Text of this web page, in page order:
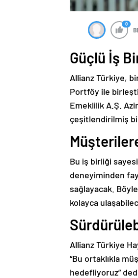
0
Güçlü İş
Allianz Türkiye,
Portföy ile
Emeklilik A.Ş.
çeşitlendirilmiş
Bu iş birliği
deneyiminden
sağlayacak.
kolayca
Allianz Türkiye
“Bu ortaklıkla
hedefliyoruz”